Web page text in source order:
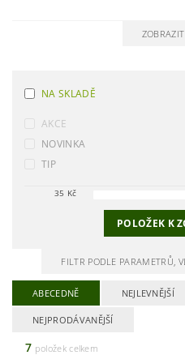
NA SKLADĚ
AKCE
NOVINKA
TIP
35 Kč
POLOŽEK K
FILTR PODLE PARAMETRŮ,
ABECEDNĚ NEJLEVNĚJŠÍ
NEJPRODÁVANĚJŠÍ
7 položek celkem